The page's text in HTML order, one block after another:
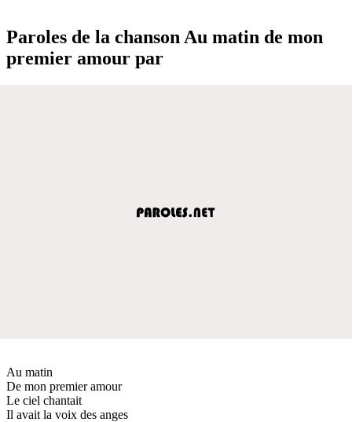
Paroles de la chanson Au matin de mon
premier amour par
Au matin
De mon premier amour
Le ciel chantait
Il avait la voix des anges